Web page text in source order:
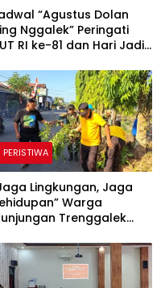
“Agustus Dolan
Nggalek” Peringati
RI ke-81 dan Hari Jadi
PERISTIWA
Lingkungan, Jaga
Warga
Trenggalek
Bersih Sungai dan
Darah